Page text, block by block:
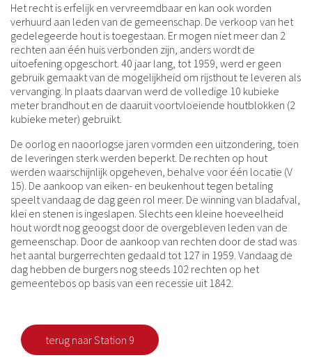
Het recht is erfelijk en vervreemdbaar en kan ook worden
verhuurd aan leden van de gemeenschap. De verkoop van het
gedelegeerde hout is toegestaan. Er mogen niet meer dan 2
rechten aan één huis verbonden zijn, anders wordt de
uitoefening opgeschort. 40 jaar lang, tot 1959, werd er geen
gebruik gemaakt van de mogelijkheid om rijsthout te leveren als
vervanging. In plaats daarvan werd de volledige 10 kubieke
meter brandhout en de daaruit voortvloeiende houtblokken (2
kubieke meter) gebruikt.
De oorlog en naoorlogse jaren vormden een uitzondering, toen
de leveringen sterk werden beperkt. De rechten op hout
werden waarschijnlijk opgeheven, behalve voor één locatie (V
15). De aankoop van eiken- en beukenhout tegen betaling
speelt vandaag de dag geen rol meer. De winning van bladafval,
klei en stenen is ingeslapen. Slechts een kleine hoeveelheid
hout wordt nog geoogst door de overgebleven leden van de
gemeenschap. Door de aankoop van rechten door de stad was
het aantal burgerrechten gedaald tot 127 in 1959. Vandaag de
dag hebben de burgers nog steeds 102 rechten op het
gemeentebos op basis van een recessie uit 1842.
terug naar Station 9